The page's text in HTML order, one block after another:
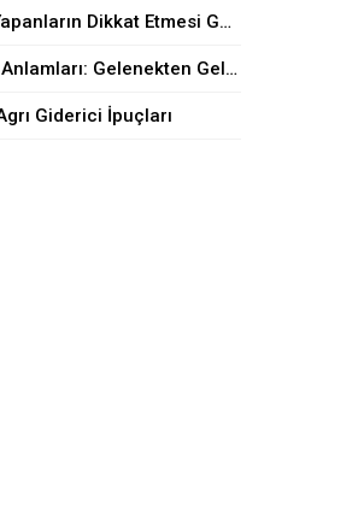
Arabası Agrı Yapanların Dikkat Etmesi Gerekenler
Kız İsimleri ve Anlamları: Gelenekten Geleceğe
Giderici İpuçları